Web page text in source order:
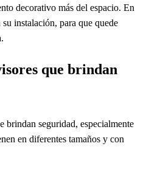
decorativo más del espacio. En
instalación, para que quede
que brindan
brindan seguridad, especialmente
en diferentes tamaños y con